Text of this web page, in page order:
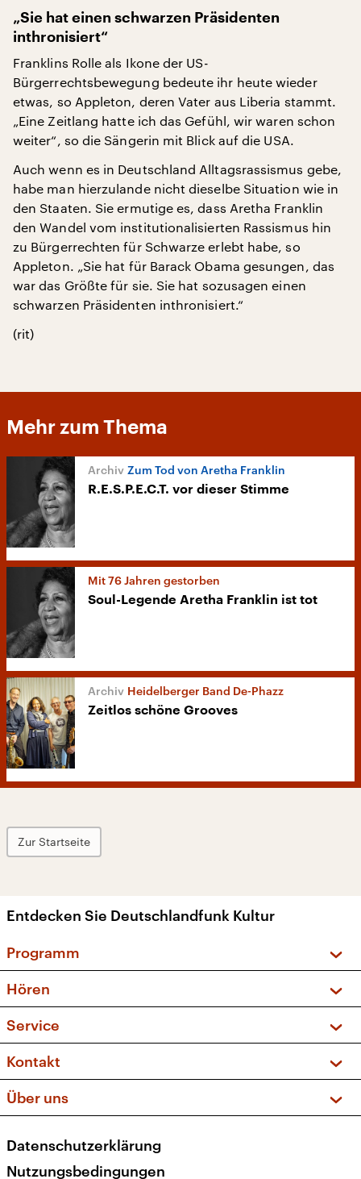
„Sie hat einen schwarzen Präsidenten
inthronisiert“
Franklins Rolle als Ikone der US-
Bürgerrechtsbewegung bedeute ihr heute wieder
etwas, so Appleton, deren Vater aus Liberia stammt.
„Eine Zeitlang hatte ich das Gefühl, wir waren schon
weiter“, so die Sängerin mit Blick auf die USA.
Auch wenn es in Deutschland Alltagsrassismus gebe,
habe man hierzulande nicht dieselbe Situation wie in
den Staaten. Sie ermutige es, dass Aretha Franklin
den Wandel vom institutionalisierten Rassismus hin
zu Bürgerrechten für Schwarze erlebt habe, so
Appleton. „Sie hat für Barack Obama gesungen, das
war das Größte für sie. Sie hat sozusagen einen
schwarzen Präsidenten inthronisiert.“
(rit)
Mehr zum Thema
Zum Tod von Aretha Franklin
R.E.S.P.E.C.T. vor dieser Stimme
Mit 76 Jahren gestorben
Soul-Legende Aretha Franklin ist tot
Heidelberger Band De-Phazz
Zeitlos schöne Grooves
Zur Startseite
Entdecken Sie Deutschlandfunk Kultur
Programm
Sendungen und Podcasts
Musikliste
Kakadu – Das Kinderprogramm
Hören
Frequenzen (UKW + DAB+)
Service
FAQ
Apps
Newsletter
Veranstaltungen
Kontakt
Social Media
Über uns
Presse
Datenschutzerklärung
Nutzungsbedingungen